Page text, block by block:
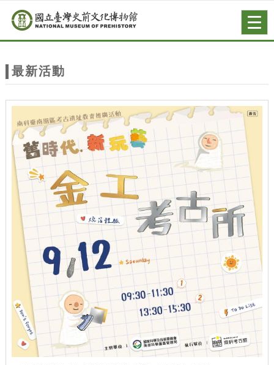
站
主
題
跳到主要內容
網站導覽
最新活動